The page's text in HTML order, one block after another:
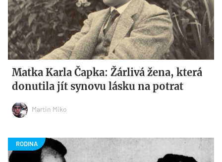
Matka Karla Čapka: Žárlivá žena, která
donutila jít synovu lásku na potrat
Martin Miko